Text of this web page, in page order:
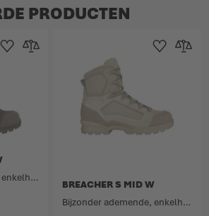
PRODUCTEN
Bijzonder ademende, enkelhoge combat boot van nubuckleer en textiel.
Toevoegen aan verlanglijst
Toevoegen om te vergelijken
BREACHER S MID W
Bijzonder ademende, enkelhoge combat boot van dampdoorlatend suède.
Toevoegen